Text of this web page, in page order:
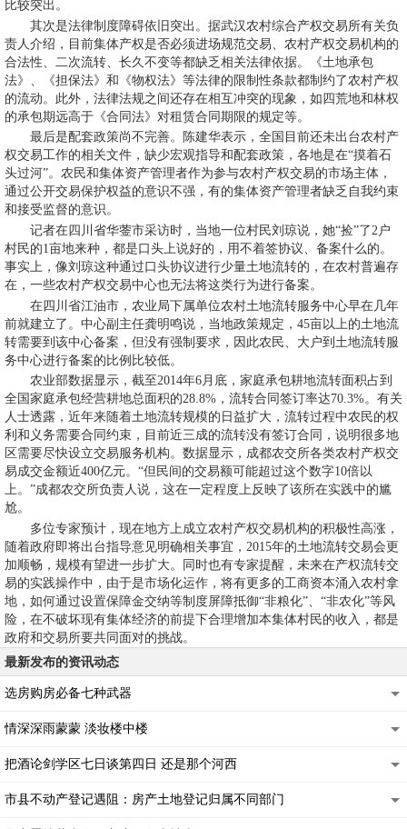
比较突出。
其次是法律制度障碍依旧突出。据武汉农村综合产权交易所有关负
责人介绍，目前集体产权是否必须进场规范交易、农村产权交易机构的
合法性、二次流转、长久不变等都缺乏相关法律依据。《土地承包
法》、《担保法》和《物权法》等法律的限制性条款都制约了农村产权
的流动。此外，法律法规之间还存在相互冲突的现象，如四荒地和林权
的承包期远高于《合同法》对租赁合同期限的规定等。
最后是配套政策尚不完善。陈建华表示，全国目前还未出台农村产
权交易工作的相关文件，缺少宏观指导和配套政策，各地是在“摸着石
头过河”。农民和集体资产管理者作为参与农村产权交易的市场主体，
通过公开交易保护权益的意识不强，有的集体资产管理者缺乏自我约束
和接受监督的意识。
记者在四川省华蓥市采访时，当地一位村民刘琼说，她“捡”了2户
村民的1亩地来种，都是口头上说好的，用不着签协议、备案什么的。
事实上，像刘琼这种通过口头协议进行少量土地流转的，在农村普遍存
在，一些农村产权交易中心也无法将这类行为进行备案。
在四川省江油市，农业局下属单位农村土地流转服务中心早在几年
前就建立了。中心副主任龚明鸣说，当地政策规定，45亩以上的土地流
转需要到该中心备案，但没有强制要求，因此农民、大户到土地流转服
务中心进行备案的比例比较低。
农业部数据显示，截至2014年6月底，家庭承包耕地流转面积占到
全国家庭承包经营耕地总面积的28.8%，流转合同签订率达70.3%。有关
人士透露，近年来随着土地流转规模的日益扩大，流转过程中农民的权
利和义务需要合同约束，目前近三成的流转没有签订合同，说明很多地
区需要尽快设立交易服务机构。数据显示，成都农交所各类农村产权交
易成交金额近400亿元。“但民间的交易额可能超过这个数字10倍以
上。”成都农交所负责人说，这在一定程度上反映了该所在实践中的尴
尬。
多位专家预计，现在地方上成立农村产权交易机构的积极性高涨，
随着政府即将出台指导意见明确相关事宜，2015年的土地流转交易会更
加顺畅，规模有望进一步扩大。同时也有专家提醒，未来在产权流转交
易的实践操作中，由于是市场化运作，将有更多的工商资本涌入农村拿
地，如何通过设置保障金交纳等制度屏障抵御“非粮化”、“非农化”等风
险，在不破坏现有集体经济的前提下合理增加本集体村民的收入，都是
政府和交易所要共同面对的挑战。
最新发布的资讯动态
选房购房必备七种武器
情深深雨蒙蒙 淡妆楼中楼
把酒论剑学区七日谈第四日 还是那个河西
市县不动产登记遇阻：房产土地登记归属不同部门